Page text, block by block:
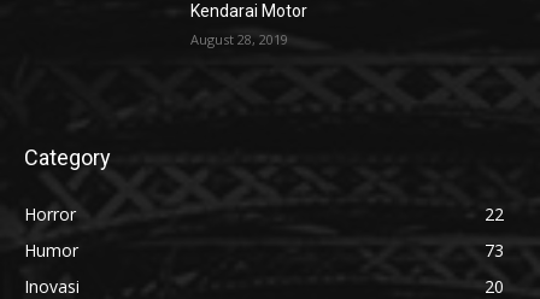
Kendarai Motor
August 28, 2019
Category
Horror
22
Humor
73
Inovasi
20